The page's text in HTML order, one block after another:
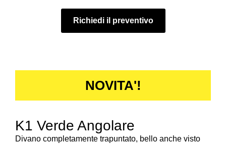
Richiedi il preventivo
NOVITA'!
K1 Verde Angolare
Divano completamente trapuntato, bello anche visto